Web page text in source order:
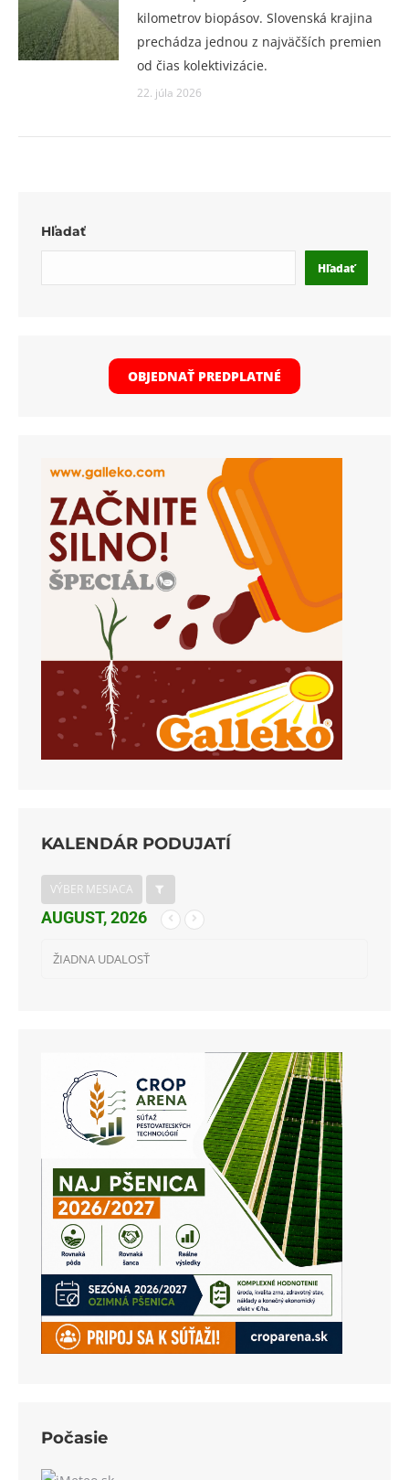
kilometrov biopásov. Slovenská krajina
prechádza jednou z najväčších premien
od čias kolektivizácie.
22. júla 2026
Hľadať
Hľadať
OBJEDNAŤ PREDPLATNÉ
KALENDÁR PODUJATÍ
VÝBER MESIACA
AUGUST, 2026
ŽIADNA UDALOSŤ
Počasie